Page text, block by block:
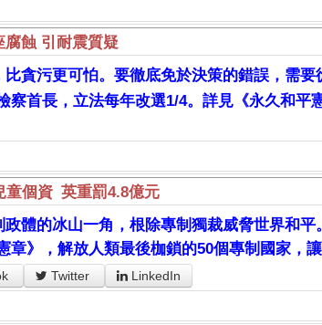
腐蝕 引耐震質疑
比貪污更可怕。要徹底免於決策的錯誤，需
察首長，立法每年改選1/4。詳見《永久和平
童個資 英重罰4.8億元
政體的冰山一角，根除專制獨裁威脅世界和
章》，解放人類最後枷鎖的50個專制國家，
Twitter LinkedIn